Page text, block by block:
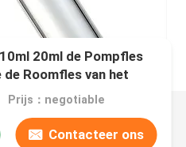
20ml de Pompfles
Roomfles van het
Prijs：negotiable
Contacteer ons